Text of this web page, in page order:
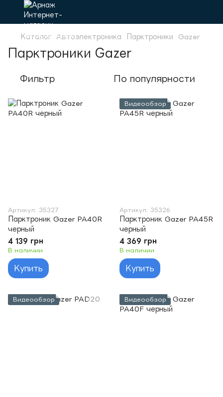
Каталог Автоэлектроника Парктроники Gazer
Парктроники Gazer
Фильтр По популярности
Артикул: 35327
Парктроник Gazer PA40R
черный
4 139 грн
В наличии
Купить
Видеообзор
Артикул: 35326
Парктроник Gazer PA45R
черный
4 369 грн
В наличии
Купить
Видеообзор Видеообзор